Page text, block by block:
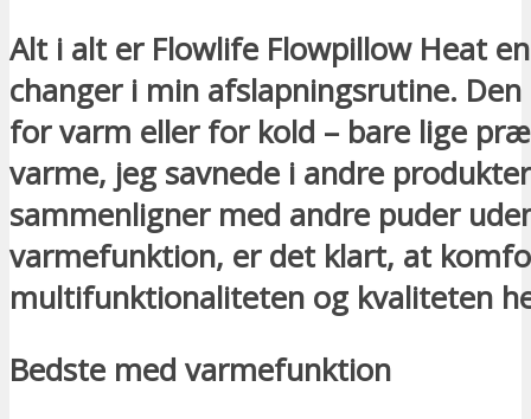
Alt i alt er Flowlife Flowpillow Heat
changer i min afslapningsrutine.
for varm eller for kold – bare lige
varme, jeg savnede i andre
sammenligner med andre puder
varmefunktion, er det klart, at
multifunktionaliteten og kvaliteten
Bedste med varmefunktion